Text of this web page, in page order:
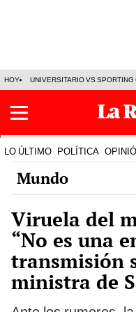
HOY UNIVERSITARIO VS SPORTING
LO ÚLTIMO POLÍTICA
Mundo
Viruela del
“No es una
transmisión
ministra de